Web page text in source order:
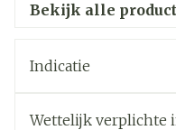
Bekijk alle
Indicatie
Wettelijk verplichte